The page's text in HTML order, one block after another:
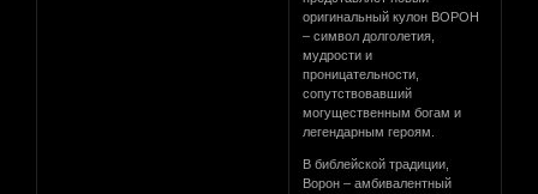
оригинальный кулон ВОРОН
– символ долголетия,
мудрости и
проницательности,
сопутствовавший
могущественным богам и
легендарным героям.
В библейской традиции,
Ворон – амбивалентный